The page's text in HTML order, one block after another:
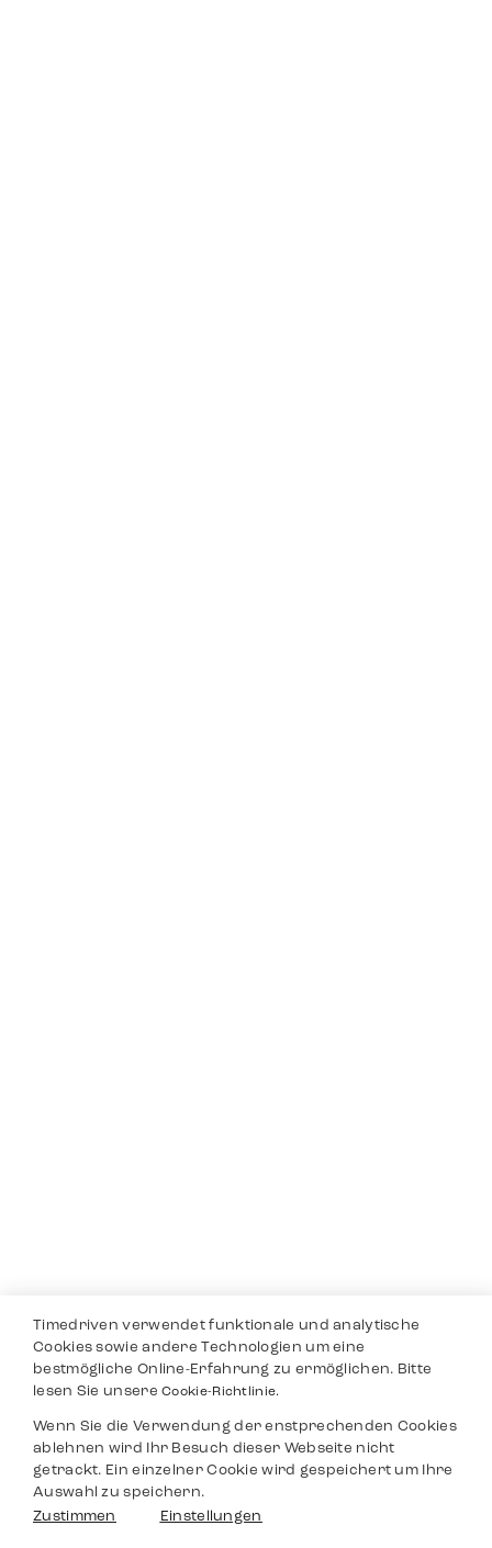
Timedriven verwendet funktionale und analytische
Cookies sowie andere Technologien um eine
bestmögliche Online-Erfahrung zu ermöglichen. Bitte
lesen Sie unsereCookie-Richtlinie.
Wenn Sie die Verwendung der enstprechenden Cookies
ablehnen wird Ihr Besuch dieser Webseite nicht
getrackt. Ein einzelner Cookie wird gespeichert um Ihre
Auswahl zu speichern.
Zustimmen
Einstellungen